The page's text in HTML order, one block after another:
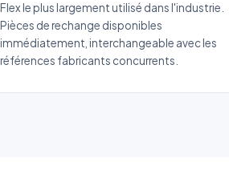
Flex le plus largement utilisé dans l'industrie.
Pièces de rechange disponibles
immédiatement, interchangeable avec les
références fabricants concurrents.